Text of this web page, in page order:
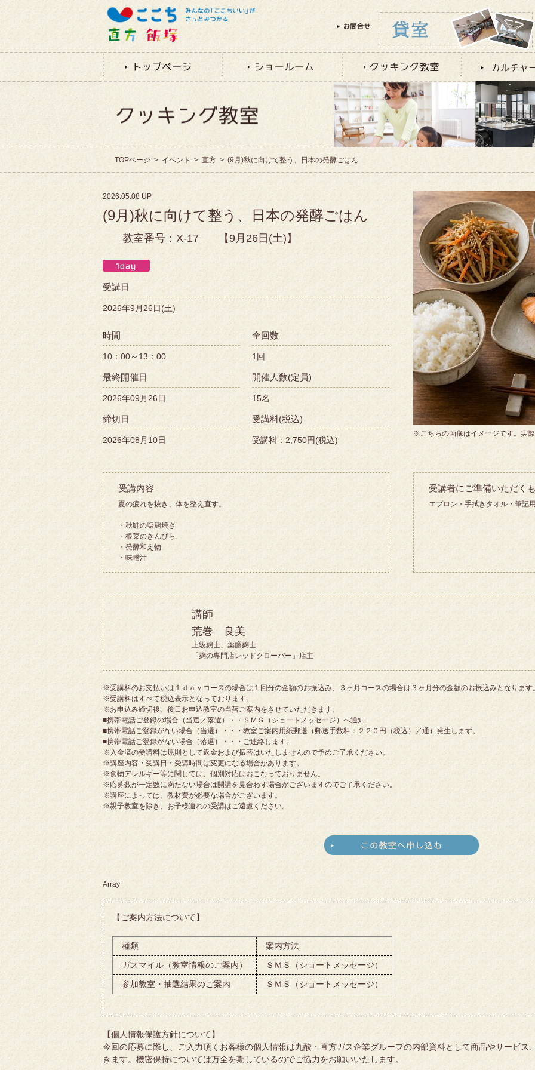
TOPページ > イベント > 直方 > (9月)秋に向けて整う、日本の発酵ごはん
2026.05.08 UP
(9月)秋に向けて整う、日本の発酵ごはん
教室番号：X-17 【9月26日(土)】
受講日
2026年9月26日(土)
時間
10：00～13：00
全回数
1回
最終開催日
2026年09月26日
開催人数(定員)
15名
締切日
2026年08月10日
受講料(税込)
受講料：2,750円(税込)
※こちらの画像はイメージです。実
受講内容
夏の疲れを抜き、体を整え直す。
・秋鮭の塩麹焼き
・根菜のきんぴら
・発酵和え物
・味噌汁
受講者にご準備いただく
エプロン・手拭きタオル・筆記
講師
荒巻 良美
上級麹士、薬膳麹士
「麹の専門店レッドクローバー」店主
※受講料のお支払いは１ｄａｙコースの場合は１回分の金額のお振込み、３ヶ月コースの場合は３ヶ月分の金額のお振込みとなります
※受講料はすべて税込表示となっております。
※お申込み締切後、後日お申込教室の当落ご案内をさせていただきます。
■携帯電話ご登録の場合（当選／落選）・・ＳＭＳ（ショートメッセージ）へ通知
■携帯電話ご登録がない場合（当選）・・・教室ご案内用紙郵送（郵送手数料：２２０円（税込）／通）発生します。
■携帯電話ご登録がない場合（落選）・・・ご連絡します。
※入金済の受講料は原則として返金および振替はいたしませんので予めご了承ください。
※講座内容・受講日・受講時間は変更になる場合があります。
※食物アレルギー等に関しては、個別対応はおこなっておりません。
※応募数が一定数に満たない場合は開講を見合わす場合がございますのでご了承ください。
※講座によっては、教材費が必要な場合がございます。
※親子教室を除き、お子様連れの受講はご遠慮ください。
Array
【ご案内方法について】
種類
案内方法
ガスマイル（教室情報のご案内）
ＳＭＳ（ショートメッセージ）
参加教室・抽選結果のご案内
ＳＭＳ（ショートメッセージ）
【個人情報保護方針について】
今回の応募に際し、ご入力頂くお客様の個人情報は九酸・直方ガス企業グループの内部資料として商品やサービス
きます。機密保持については万全を期しているのでご協力をお願いいたします。